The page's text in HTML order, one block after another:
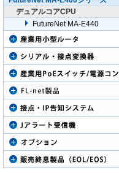
デュアルコアCPU
FutureNet MA-E440